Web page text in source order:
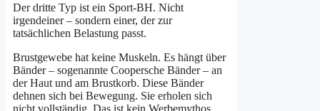
Der dritte Typ ist ein Sport-BH. Nicht
irgendeiner – sondern einer, der zur
tatsächlichen Belastung passt.
Brustgewebe hat keine Muskeln. Es hängt über
Bänder – sogenannte Coopersche Bänder – an
der Haut und am Brustkorb. Diese Bänder
dehnen sich bei Bewegung. Sie erholen sich
nicht vollständig. Das ist kein Werbemythos,